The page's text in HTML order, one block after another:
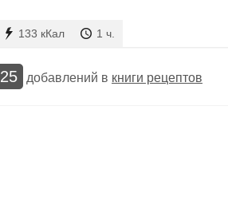
133 кКал 1 ч.
25 добавлений в книги рецептов